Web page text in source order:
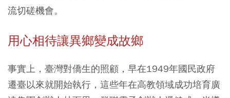
流切磋機會。
用心相待讓異鄉變成故鄉
事實上，臺灣對僑生的照顧，早在1949年國民政府
遷臺以來就開始執行，這些年在高教領域成功培育廣